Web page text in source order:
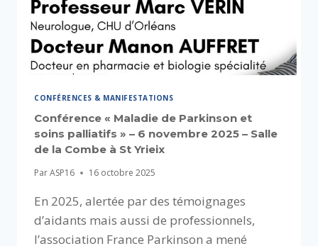
CONFÉRENCES & MANIFESTATIONS
Conférence « Maladie de Parkinson et
soins palliatifs » – 6 novembre 2025 – Salle
de la Combe à St Yrieix
ParASP16 16 octobre 2025
En 2025, alertée par des témoignages
d’aidants mais aussi de professionnels,
l’association France Parkinson a mené